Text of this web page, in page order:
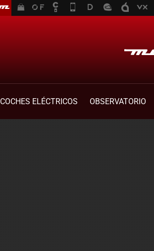
COCHES ELÉCTRICOS OBSERVATORIO